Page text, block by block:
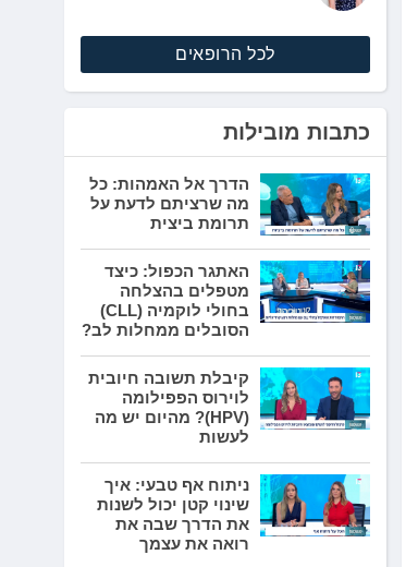
לכל הרופאים
כתבות מובילות
הדרך אל האמהות: כל
מה שרציתם לדעת על
תרומת ביצית
האתגר הכפול: כיצד
מטפלים בהצלחה
בחולי לוקמיה (CLL)
הסובלים ממחלות לב?
קיבלת תשובה חיובית
לוירוס הפפילומה
(HPV)? מהיום יש מה
לעשות
ניתוח אף טבעי: איך
שינוי קטן יכול לשנות
את הדרך שבה את
רואה את עצמך